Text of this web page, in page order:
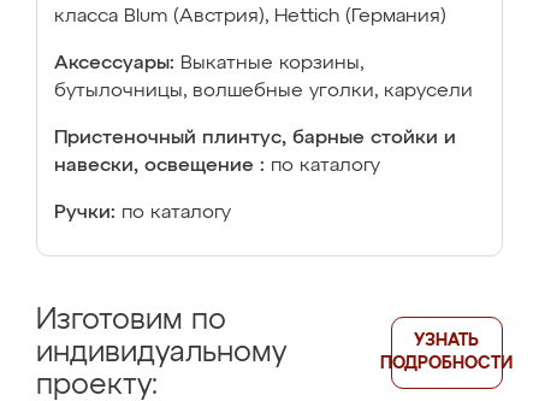
класса Blum (Австрия), Hettich (Германия)
Аксессуары: Выкатные корзины,
бутылочницы, волшебные уголки, карусели
Пристеночный плинтус, барные стойки и
навески, освещение : по каталогу
Ручки: по каталогу
Изготовим по
индивидуальному
проекту:
УЗНАТЬ
ПОДРОБНОСТИ